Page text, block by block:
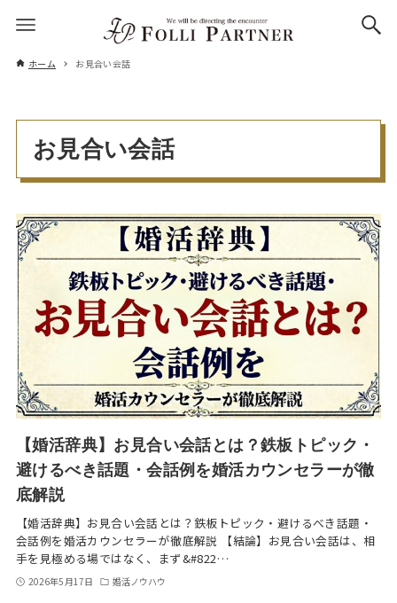
ホーム お見合い会話
お見合い会話
【婚活辞典】お見合い会話とは？鉄板トピック・
避けるべき話題・会話例を婚活カウンセラーが徹
底解説
【婚活辞典】お見合い会話とは？鉄板トピック・避けるべき話題・
会話例を婚活カウンセラーが徹底解説 【結論】お見合い会話は、相
手を見極める場ではなく、まず&#822…
2026年5月17日 婚活ノウハウ